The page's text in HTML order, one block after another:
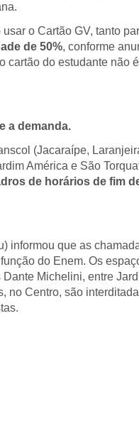
o Cartão GV, tanto
de 50%, conforme
cartão do estudante não
a demanda.
(Jacaraípe,
América e São
de horários de fim
informou que as
do Enem. Os
Michelini, entre
no Centro, são